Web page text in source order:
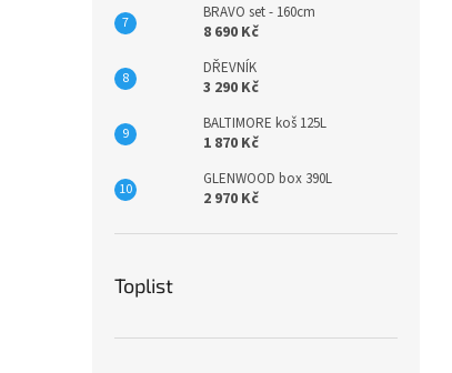
BRAVO set - 160cm
8 690 Kč
DŘEVNÍK
3 290 Kč
BALTIMORE koš 125L
1 870 Kč
GLENWOOD box 390L
2 970 Kč
Toplist